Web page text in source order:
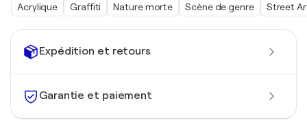
Expédition et retours
Garantie et paiement
Acrylique Graffiti Nature morte Scène de genre Street